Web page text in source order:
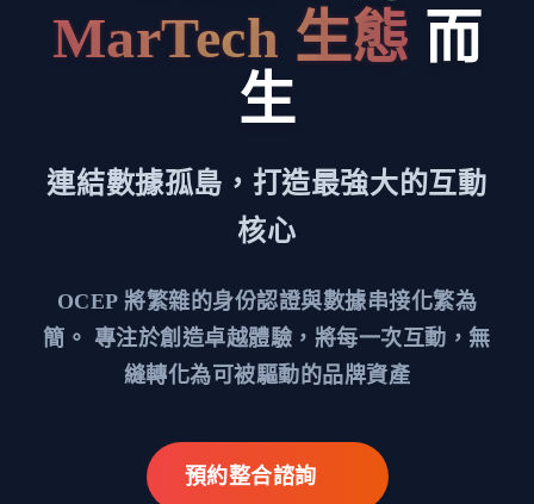
MarTech 生態 而
生
連結數據孤島，打造最強大的互動
核心
OCEP 將繁雜的身份認證與數據串接化繁為
簡。 專注於創造卓越體驗，將每一次互動，無
縫轉化為可被驅動的品牌資產
預約整合諮詢